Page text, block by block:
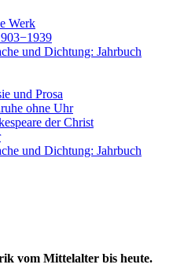
Werk
und Dichtung: Jahrbuch
und Prosa
ohne Uhr
der Christ
und Dichtung: Jahrbuch
vom Mittelalter bis heute.